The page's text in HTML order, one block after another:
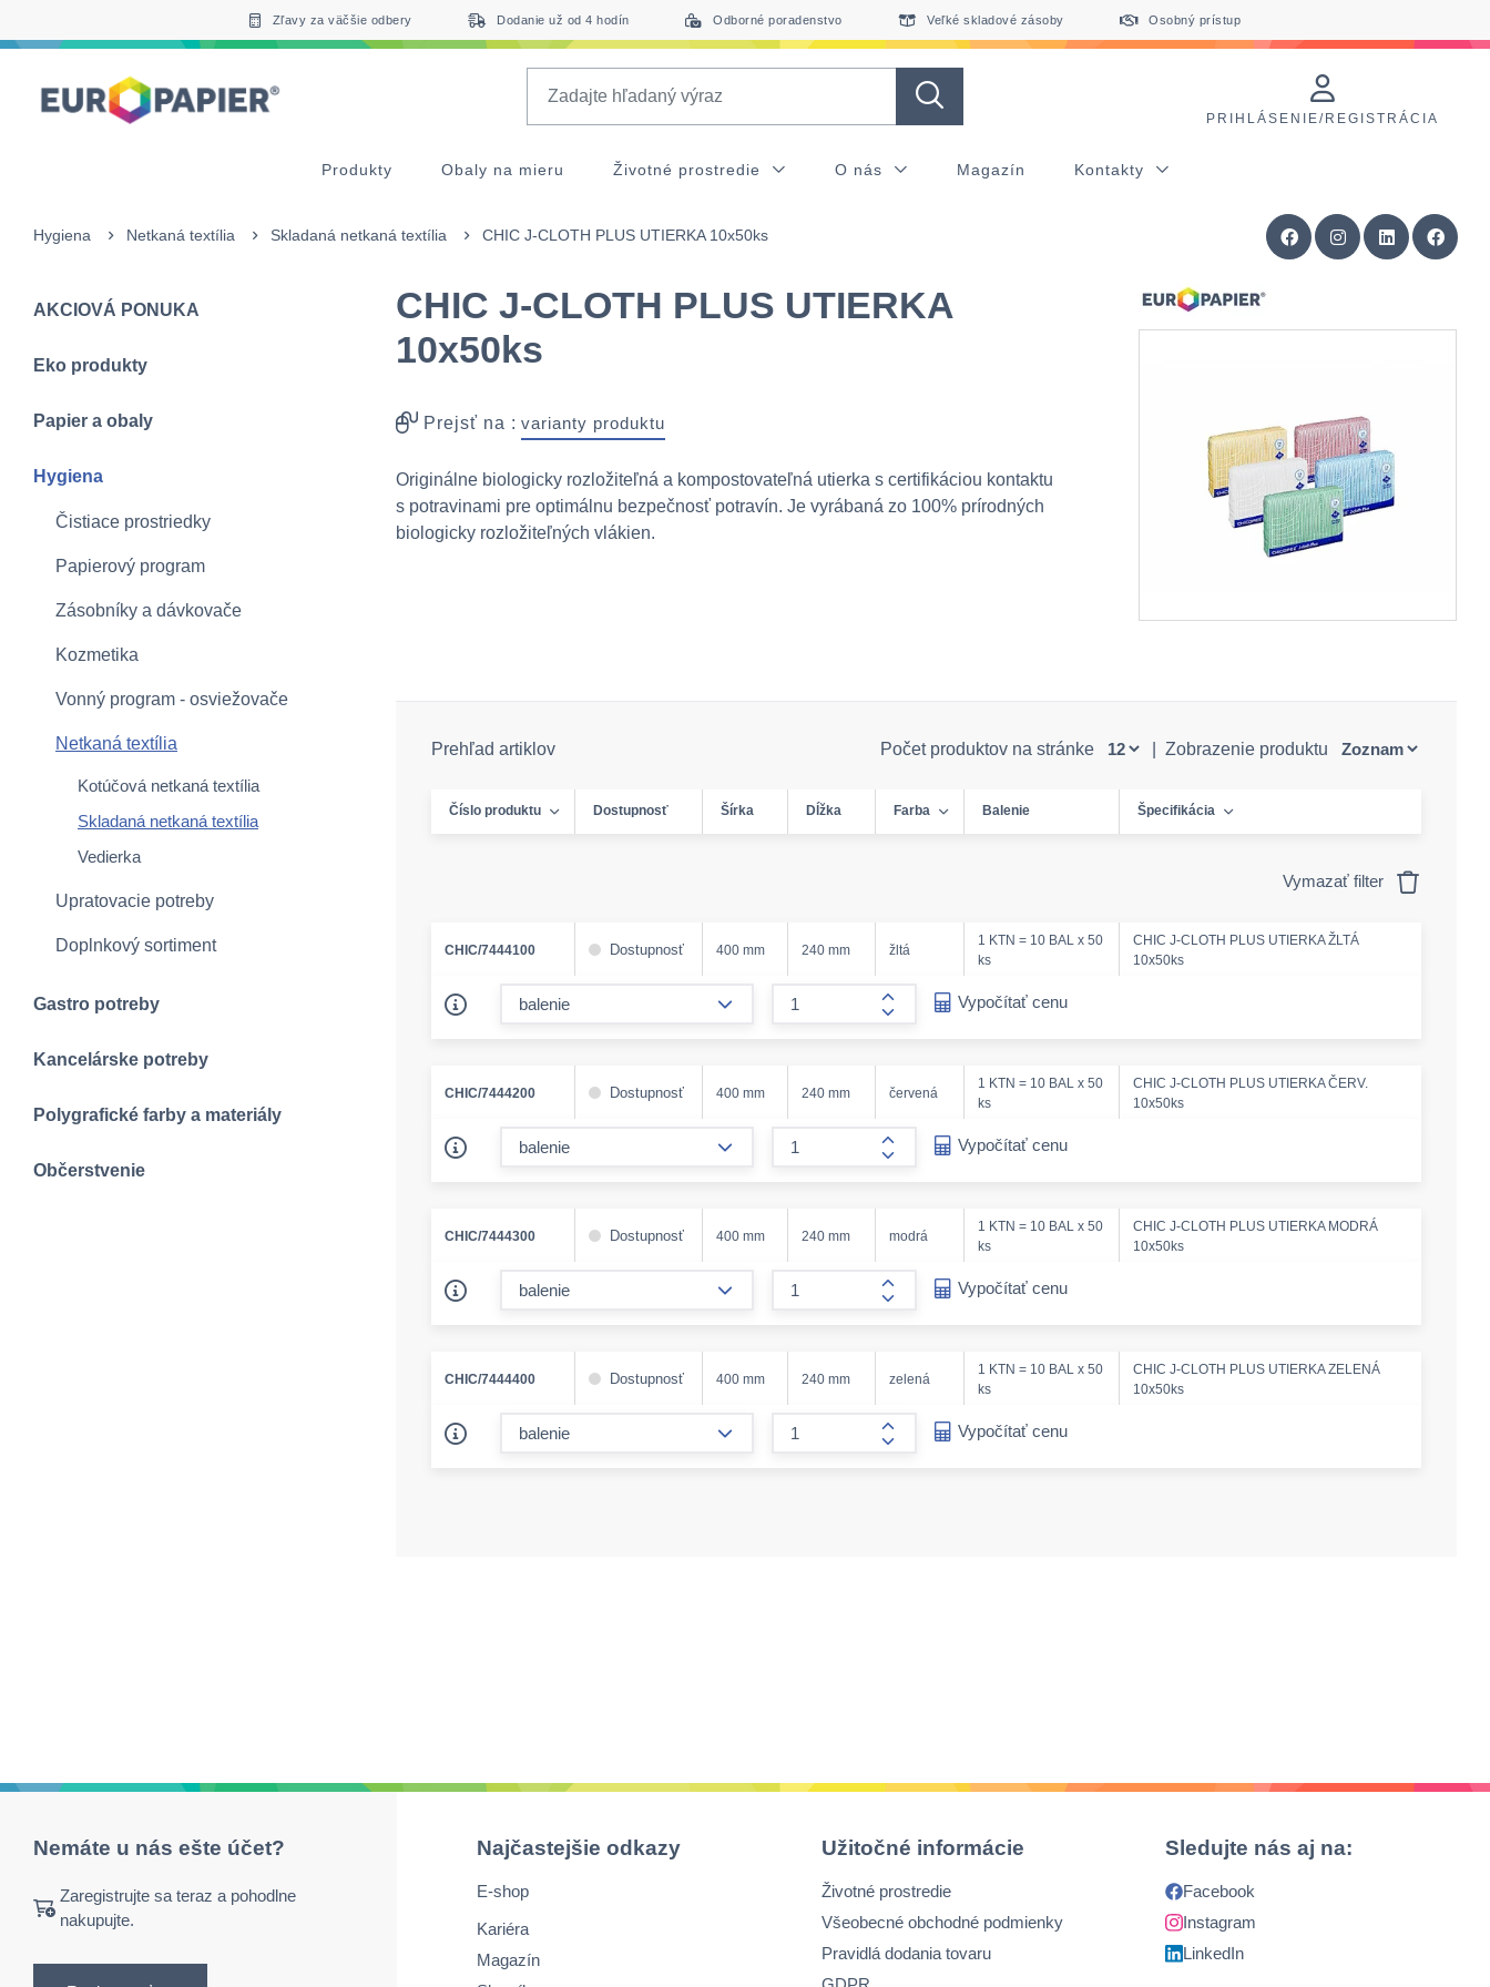
Zľavy za väčšie odbery Dodanie už od 4 hodín Odborné poradenstvo Veľké skladové zásoby Osobný prístup
PRIHLÁSENIE/REGISTRÁCIA
Produkty Obaly na mieru Životné prostredie O nás Magazín Kontakty
Hygiena Netkaná textília Skladaná netkaná textília CHIC J-CLOTH PLUS UTIERKA 10x50ks
AKCIOVÁ PONUKA
Eko produkty
Papier a obaly
Hygiena
Čistiace prostriedky
Papierový program
Zásobníky a dávkovače
Kozmetika
Vonný program - osviežovače
Netkaná textília
Kotúčová netkaná textília
Skladaná netkaná textília
Vedierka
Upratovacie potreby
Doplnkový sortiment
Gastro potreby
Kancelárske potreby
Polygrafické farby a materiály
Občerstvenie
CHIC J-CLOTH PLUS UTIERKA
10x50ks
Prejsť na : varianty produktu
Originálne biologicky rozložiteľná a kompostovateľná utierka s certifikáciou kontaktu
s potravinami pre optimálnu bezpečnosť potravín. Je vyrábaná zo 100% prírodných
biologicky rozložiteľných vlákien.
Prehľad artiklov Počet produktov na stránke Zobrazenie produktu
Číslo produktu Dostupnosť Šírka Dĺžka Farba Balenie Špecifikácia
Vymazať filter
CHIC/7444100 Dostupnosť 400 mm 240 mm žltá
1 KTN = 10 BAL x 50
ks
CHIC J-CLOTH PLUS UTIERKA ŽLTÁ
10x50ks
form.increase-amount
Vypočítať cenu
CHIC/7444200 Dostupnosť 400 mm 240 mm červená
1 KTN = 10 BAL x 50
ks
CHIC J-CLOTH PLUS UTIERKA ČERV.
10x50ks
form.increase-amount
Vypočítať cenu
CHIC/7444300 Dostupnosť 400 mm 240 mm modrá
1 KTN = 10 BAL x 50
ks
CHIC J-CLOTH PLUS UTIERKA MODRÁ
10x50ks
form.increase-amount
Vypočítať cenu
CHIC/7444400 Dostupnosť 400 mm 240 mm zelená
1 KTN = 10 BAL x 50
ks
CHIC J-CLOTH PLUS UTIERKA ZELENÁ
10x50ks
form.increase-amount
Vypočítať cenu
Nemáte u nás ešte účet?
Zaregistrujte sa teraz a pohodlne
nakupujte.
Najčastejšie odkazy
E-shop
Kariéra
Magazín
Užitočné informácie
Životné prostredie
Všeobecné obchodné podmienky
Pravidlá dodania tovaru
Sledujte nás aj na:
Facebook
Instagram
LinkedIn